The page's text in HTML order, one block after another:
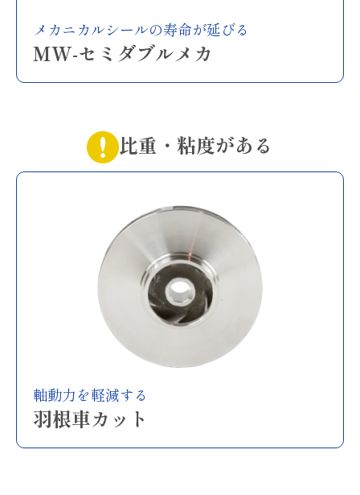
メカニカルシールの寿命が延びる
MW-セミダブルメカ
比重・粘度がある
軸動力を軽減する
羽根車カット